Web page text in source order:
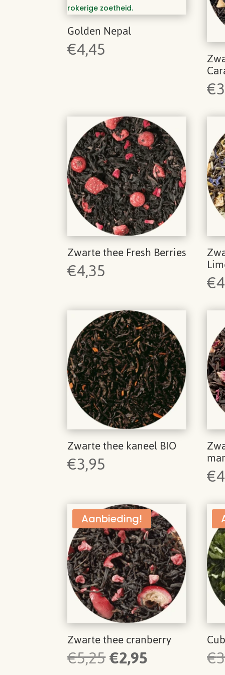
Golden Nepal
€4,45
€
Zwarte thee Fresh Berries
€4,35 €
Zwarte thee kaneel BIO
€3,95 €
Aanbieding!
Zwarte thee cranberry
€5,25Oorspronkelijke
€2,95 €